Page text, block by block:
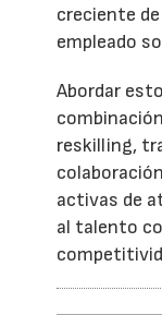
creciente
empleado
Abordar
reskilling,
activas de
al talento